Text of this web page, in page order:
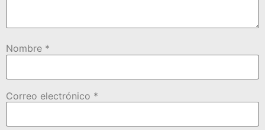
Nombre *
Correo electrónico *